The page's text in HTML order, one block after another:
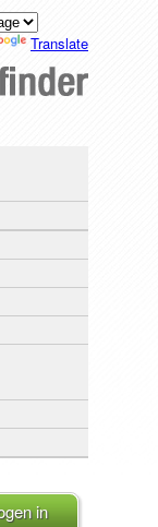
Translate
in